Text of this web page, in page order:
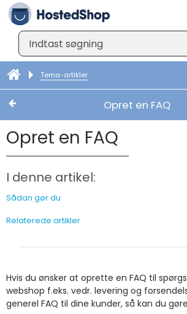
Tema-artikler
Opret en FAQ
Opret en FAQ
I denne artikel:
Sådan gør du
Relaterede artikler
Hvis du ønsker at oprette en FAQ til
webshop f.eks. vedr. levering og
generel FAQ til dine kunder, så kan du